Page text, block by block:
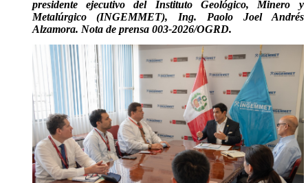
presidente ejecutivo del Instituto Geológico, Minero y
Metalúrgico (INGEMMET), Ing. Paolo Joel Andrés
Alzamora. Nota de prensa 003-2026/OGRD.